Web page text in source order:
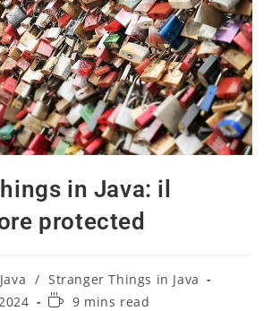
in Java: il
protected
Java / Stranger Things in Java
9 mins read